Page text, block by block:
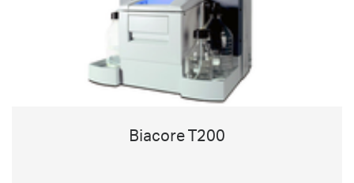
Biacore T200